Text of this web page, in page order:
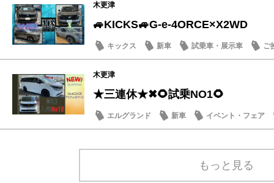
木更津
🚙KICKS🚙G-e-4ORCE×X2WD
キックス 新車 試乗車・展示車 ご
木更津
★三連休★✖🌻試乗NO1🌻
エルグランド 新車 イベント・フェア
もっと見る